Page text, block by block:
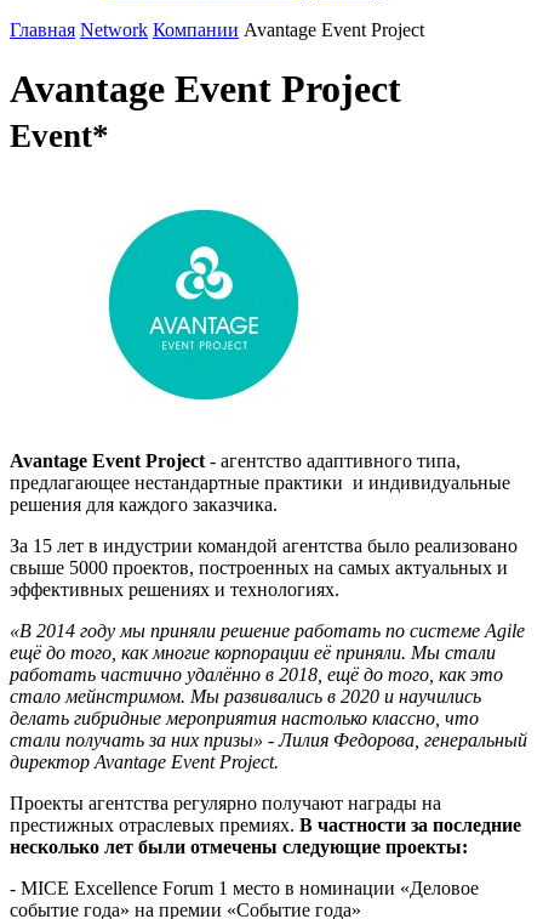
Главная Network Компании Avantage Event Project
Avantage Event Project
Event*
Avantage Event Project - агентство адаптивного типа,
предлагающее нестандартные практики и индивидуальные
решения для каждого заказчика.
За 15 лет в индустрии командой агентства было реализовано
свыше 5000 проектов, построенных на самых актуальных и
эффективных решениях и технологиях.
«В 2014 году мы приняли решение работать по системе Agile
ещё до того, как многие корпорации её приняли. Мы стали
работать частично удалённо в 2018, ещё до того, как это
стало мейнстримом. Мы развивались в 2020 и научились
делать гибридные мероприятия настолько классно, что
стали получать за них призы» - Лилия Федорова, генеральный
директор Avantage Event Project.
Проекты агентства регулярно получают награды на
престижных отраслевых премиях. В частности за последние
несколько лет были отмечены следующие проекты:
- MICE Excellence Forum 1 место в номинации «Деловое
событие года» на премии «Событие года»